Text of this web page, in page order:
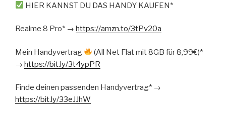
HIER KANNST DU DAS HANDY KAUFEN*
Realme 8 Pro* → https://amzn.to/3tPv20a
Mein Handyvertrag
(All Net Flat mit 8GB für 8,99€)*
→ https://bit.ly/3t4ypPR
Finde deinen passenden Handyvertrag* →
https://bit.ly/33eJJhW